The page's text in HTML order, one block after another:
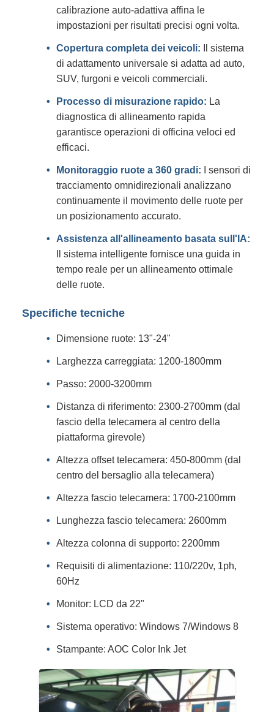
calibrazione auto-adattiva affina le
impostazioni per risultati precisi ogni volta.
Copertura completa dei veicoli: Il sistema
di adattamento universale si adatta ad auto,
SUV, furgoni e veicoli commerciali.
Processo di misurazione rapido: La
diagnostica di allineamento rapida
garantisce operazioni di officina veloci ed
efficaci.
Monitoraggio ruote a 360 gradi: I sensori di
tracciamento omnidirezionali analizzano
continuamente il movimento delle ruote per
un posizionamento accurato.
Assistenza all'allineamento basata sull'IA:
Il sistema intelligente fornisce una guida in
tempo reale per un allineamento ottimale
delle ruote.
Specifiche tecniche
Dimensione ruote: 13"-24"
Larghezza carreggiata: 1200-1800mm
Passo: 2000-3200mm
Distanza di riferimento: 2300-2700mm (dal
fascio della telecamera al centro della
piattaforma girevole)
Altezza offset telecamera: 450-800mm (dal
centro del bersaglio alla telecamera)
Altezza fascio telecamera: 1700-2100mm
Lunghezza fascio telecamera: 2600mm
Altezza colonna di supporto: 2200mm
Requisiti di alimentazione: 110/220v, 1ph,
60Hz
Monitor: LCD da 22"
Sistema operativo: Windows 7/Windows 8
Stampante: AOC Color Ink Jet